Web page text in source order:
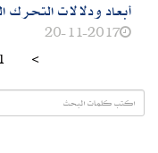
أبعاد ودلالات التحرك
20-11-2017
1 <